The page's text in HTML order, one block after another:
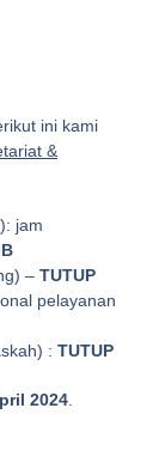
ini kami
&
jam
– TUTUP
pelayanan
: TUTUP
2024